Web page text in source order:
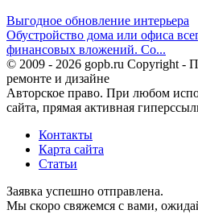
Выгодное обновление интерьера
Обустройство дома или офиса
финансовых вложений. Со...
© 2009 - 2026 gopb.ru Copyright -
ремонте и дизайне
Авторское право. При любом
сайта, прямая активная
Контакты
Карта сайта
Статьи
Заявка успешно отправлена.
Мы скоро свяжемся с вами,